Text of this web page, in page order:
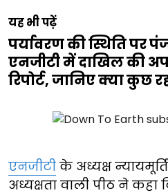
यह भी पढ़ें
पर्यावरण की स्थिति पर
एनजीटी में दाखिल की
रिपोर्ट, जानिए क्या कुछ
एनजीटी के अध्यक्ष
अध्यक्षता वाली पीठ ने